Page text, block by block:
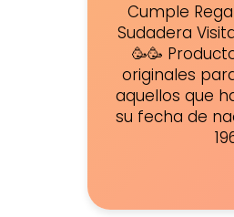
Cumple
Sudadera
🥳🥳
originales
aquellos que
su fecha de